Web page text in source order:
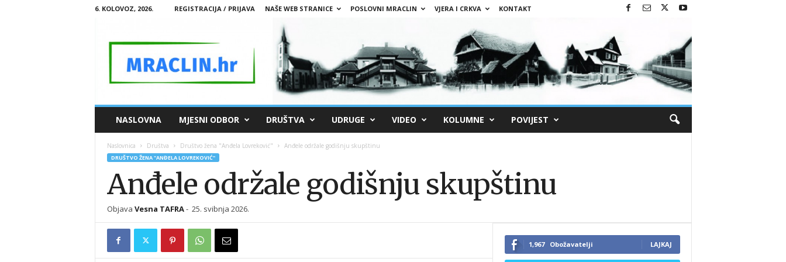
6. KOLOVOZ, 2026. REGISTRACIJA / PRIJAVA NAŠE WEB STRANICE POSLOVNI MRACLIN VJERA I CRKVA KONTAKT
M
A
R
NASLOVNA MJESNI ODBOR DRUŠTVA UDRUGE VIDEO KOLUMNE POVIJEST
Naslovnica Društva Društvo žena "Anđela Lovreković" Anđele održale godišnju skupštinu
DRUŠTVO ŽENA "ANĐELA LOVREKOVIĆ"
Anđele održale godišnju skupštinu
Objava Vesna TAFRA- 25. svibnja 2026.
1,967 Obožavatelji LAJKAJ